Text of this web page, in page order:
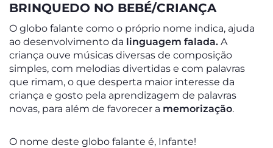
BRINQUEDO NO BEBÉ/CRIANÇA
O globo falante como o próprio nome indica, ajuda
ao desenvolvimento da linguagem falada. A
criança ouve músicas diversas de composição
simples, com melodias divertidas e com palavras
que rimam, o que desperta maior interesse da
criança e gosto pela aprendizagem de palavras
novas, para além de favorecer a memorização.
O nome deste globo falante é, Infante!